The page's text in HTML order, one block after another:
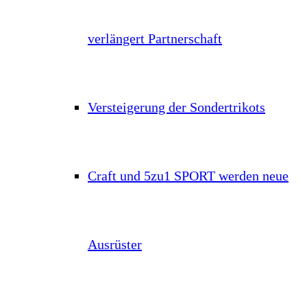
verlängert Partnerschaft
Versteigerung der Sondertrikots
Craft und 5zu1 SPORT werden neue
Ausrüster